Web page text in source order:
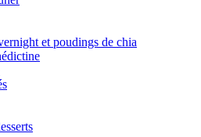
et poudings de chia